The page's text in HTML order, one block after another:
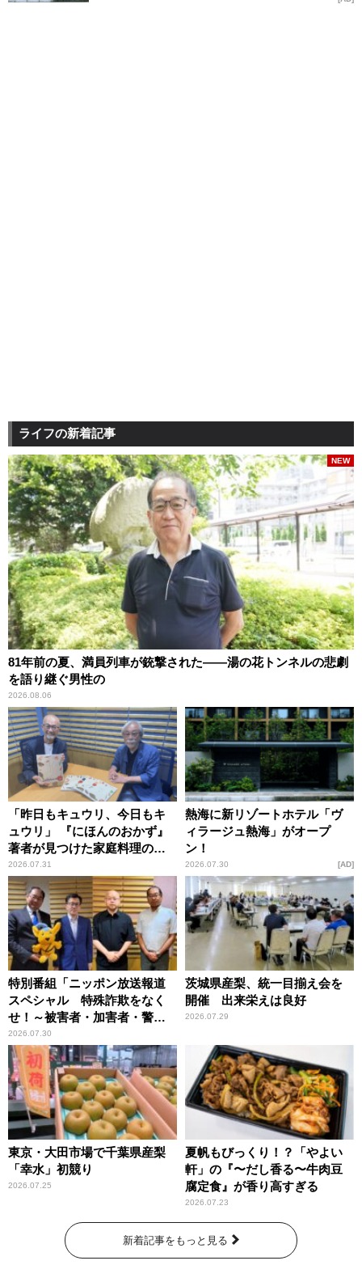
ライフの新着記事
81年前の夏、満員列車が銃撃された――湯の花トンネルの悲劇
を語り継ぐ男性の
2026.08.06
NEW
「昨日もキュウリ、今日もキ
ュウリ」 『にほんのおかず』
著者が見つけた家庭料理の知
恵
2026.07.31
熱海に新リゾートホテル「ヴ
ィラージュ熱海」がオープ
ン！
2026.07.30 AD
特別番組「ニッポン放送報道
スペシャル 特殊詐欺をなく
せ！～被害者・加害者・警視
庁が語るトクリュウの実態
～」放送
2026.07.30
茨城県産梨、統一目揃え会を
開催 出来栄えは良好
2026.07.29
東京・大田市場で千葉県産梨
「幸水」初競り
2026.07.25
夏帆もびっくり！？「やよい
軒」の『〜だし香る〜牛肉豆
腐定食』が香り高すぎる
2026.07.23
新着記事をもっと見る